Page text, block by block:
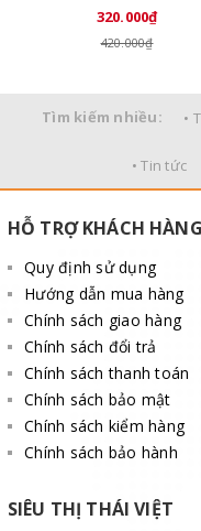
320.000₫
420.000₫
Tìm kiếm nhiều: •
• Tin tức
HỖ TRỢ KHÁCH HÀNG
Quy định sử dụng
Hướng dẫn mua hàng
Chính sách giao hàng
Chính sách đổi trả
Chính sách thanh toán
Chính sách bảo mật
Chính sách kiểm hàng
Chính sách bảo hành
SIÊU THỊ THÁI VIỆT